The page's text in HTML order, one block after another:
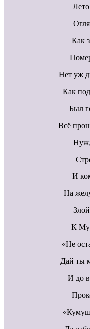
Лето
Как
Нет уж
Как
Был
Всё
И
На
К
«Не
Дай ты
И до